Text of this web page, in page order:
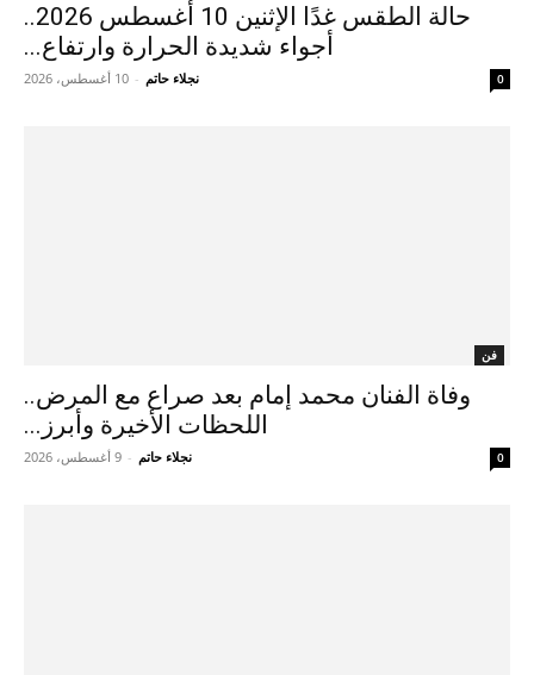
حالة الطقس غدًا الإثنين 10 أغسطس 2026..
أجواء شديدة الحرارة وارتفاع...
نجلاء حاتم - 10 أغسطس، 2026 0
فن
وفاة الفنان محمد إمام بعد صراع مع المرض..
اللحظات الأخيرة وأبرز...
نجلاء حاتم - 9 أغسطس، 2026 0